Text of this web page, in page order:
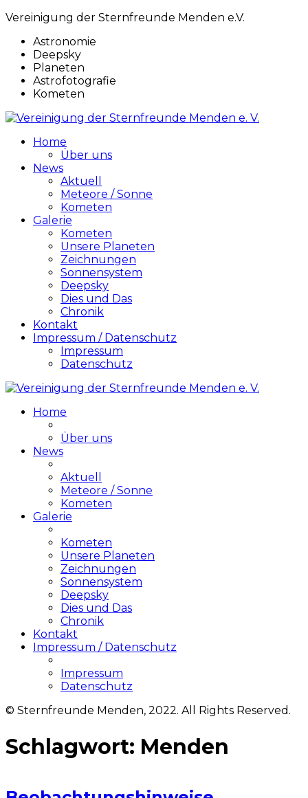
Vereinigung der Sternfreunde Menden e.V.
Astronomie
Deepsky
Planeten
Astrofotografie
Kometen
Home
Über uns
News
Aktuell
Meteore / Sonne
Kometen
Galerie
Kometen
Unsere Planeten
Zeichnungen
Sonnensystem
Deepsky
Dies und Das
Chronik
Kontakt
Impressum / Datenschutz
Impressum
Datenschutz
Home
Über uns
News
Aktuell
Meteore / Sonne
Kometen
Galerie
Kometen
Unsere Planeten
Zeichnungen
Sonnensystem
Deepsky
Dies und Das
Chronik
Kontakt
Impressum / Datenschutz
Impressum
Datenschutz
© Sternfreunde Menden, 2022. All Rights Reserved.
Schlagwort: Menden